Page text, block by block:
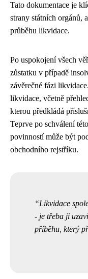
Tato dokumentace je
strany státních orgánů,
průběhu likvidace.
Po uspokojení všech
zůstatku v případě
závěrečné fázi
likvidace, včetně
kterou předkládá
Teprve po schválení
povinností může být
obchodního rejstříku.
Likvidace
- je třeba ji
příběhu, který